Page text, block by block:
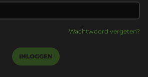
Wachtwoord vergeten?
INLOGGEN